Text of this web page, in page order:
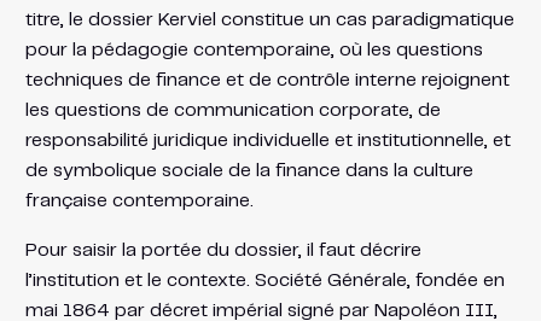
titre, le dossier Kerviel constitue un cas paradigmatique
pour la pédagogie contemporaine, où les questions
techniques de finance et de contrôle interne rejoignent
les questions de communication corporate, de
responsabilité juridique individuelle et institutionnelle, et
de symbolique sociale de la finance dans la culture
française contemporaine.
Pour saisir la portée du dossier, il faut décrire
l’institution et le contexte. Société Générale, fondée en
mai 1864 par décret impérial signé par Napoléon III,